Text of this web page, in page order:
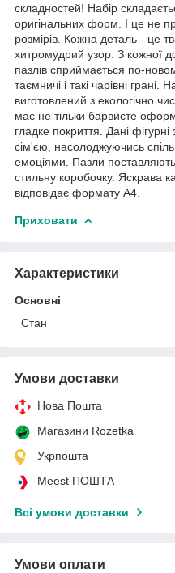
складностей! Набір
оригінальних форм. І це не
розмірів. Кожна деталь - це
хитромудрий узор. З кожної
пазлів сприймається по-
таємничі і такі чарівні грані.
виготовлений з екологічно
має не тільки барвисте
гладке покриття. Дані
сім'єю, насолоджуючись
емоціями. Пазли
стильну коробочку. Яскрава
відповідає формату А4.
Приховати
Характеристики
Основні
Стан
Умови доставки
Нова Пошта
Магазини Rozetka
Укрпошта
Meest ПОШТА
Всі умови доставки
Умови оплати